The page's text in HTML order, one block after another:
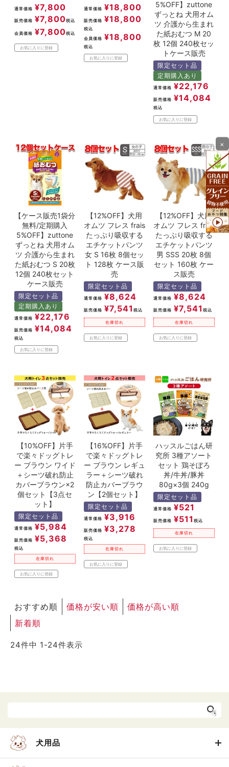
通常価格 ¥7,800
販売価格 ¥7,800税込
会員価格 ¥7,800税込
お気に入りに登録
通常価格 ¥18,800
販売価格 ¥18,800
税込
会員価格 ¥18,800
税込
お気に入りに登録
5%OFF】zuttone
ずっとね 犬用オム
ツ 介護から生まれ
た紙おむつ M 20
枚 12個 240枚セッ
トケース販売
限定セット品
定期購入あり
通常価格 ¥22,176
販売価格 ¥14,084
税込
お気に入りに登録
【ケース販売1袋分
無料/定期購入
5%OFF】zuttone
ずっとね 犬用オム
ツ 介護から生まれ
た紙おむつ S 20枚
12個 240枚セット
ケース販売
限定セット品
定期購入あり
通常価格 ¥22,176
販売価格 ¥14,084
税込
お気に入りに登録
【12%OFF】犬用
オムツ フレス frais
たっぷり吸収する
エチケットパンツ
女 S 16枚 8個セッ
ト 128枚 ケース販
売
限定セット品
通常価格 ¥8,624
販売価格 ¥7,541 税込
在庫切れ
お気に入りに登録
【12%OFF】犬用
オムツ フレス frais
たっぷり吸収する
エチケットパンツ
男 SSS 20枚 8個
セット 160枚 ケー
ス販売
限定セット品
通常価格 ¥8,624
販売価格 ¥7,541 税込
在庫切れ
お気に入りに登録
【10%OFF】片手
で楽々ドッグトレ
ー ブラウン ワイド
＋シーツ破れ防止
カバーブラウン×2
個セット【3点セ
ット】
限定セット品
通常価格 ¥5,984
販売価格 ¥5,368
税込
在庫切れ
お気に入りに登録
【16%OFF】片手
で楽々ドッグトレ
ー ブラウン レギュ
ラー＋シーツ破れ
防止カバーブラウ
ン【2個セット】
限定セット品
通常価格 ¥3,916
販売価格 ¥3,278
税込
在庫切れ
お気に入りに登録
ハッスルごはん研
究所 3種アソート
セット 鶏そぼろ
丼/牛丼/豚丼
80g×3個 240g
限定セット品
通常価格 ¥521
販売価格 ¥511 税込
在庫切れ
お気に入りに登録
おすすめ順 価格が安い順
価格が高い順
新着順
24件中 1 -24件表示
犬用品
×